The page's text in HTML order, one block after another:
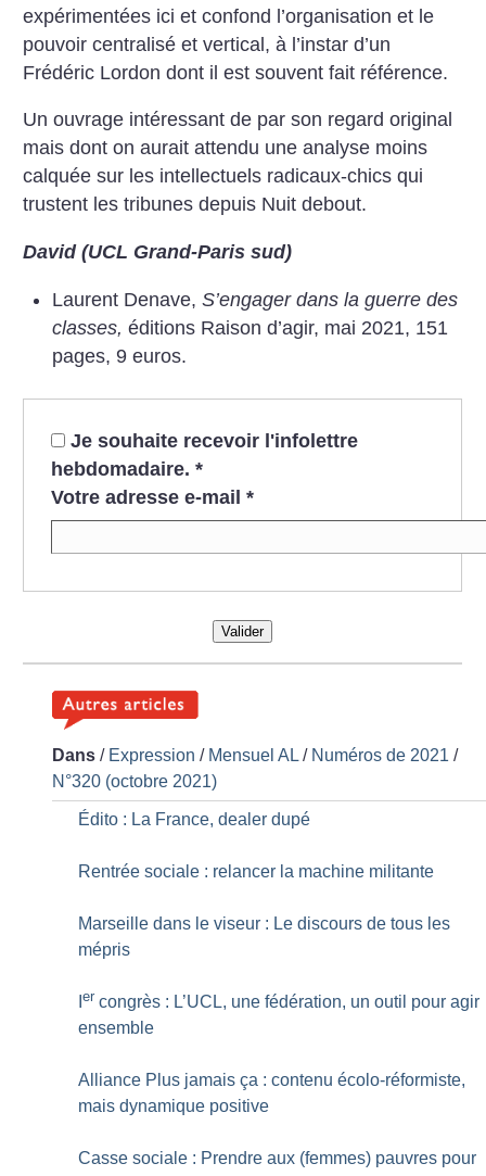
expérimentées ici et confond l’organisation et le
pouvoir centralisé et vertical, à l’instar d’un
Frédéric Lordon dont il est souvent fait référence.
Un ouvrage intéressant de par son regard original
mais dont on aurait attendu une analyse moins
calquée sur les intellectuels radicaux-chics qui
trustent les tribunes depuis Nuit debout.
David (UCL Grand-Paris sud)
Laurent Denave, S’engager dans la guerre des
classes, éditions Raison d’agir, mai 2021, 151
pages, 9 euros.
Je souhaite recevoir l'infolettre
hebdomadaire. *
Votre adresse e-mail *
Valider
Dans / Expression / Mensuel AL / Numéros de 2021 /
N°320 (octobre 2021)
Édito : La France, dealer dupé
Rentrée sociale : relancer la machine militante
Marseille dans le viseur : Le discours de tous les
mépris
Ier congrès : L’UCL, une fédération, un outil pour agir
ensemble
Alliance Plus jamais ça : contenu écolo-réformiste,
mais dynamique positive
Casse sociale : Prendre aux (femmes) pauvres pour